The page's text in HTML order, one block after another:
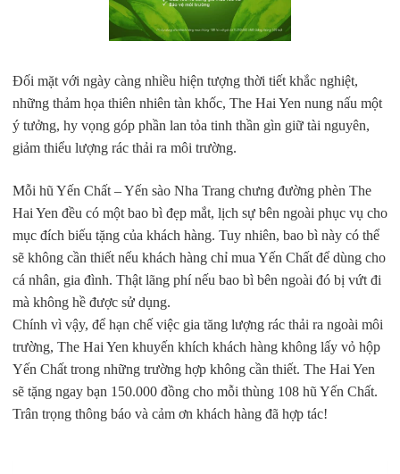
Đối mặt với ngày càng nhiều hiện tượng thời tiết khắc nghiệt,
những thảm họa thiên nhiên tàn khốc, The Hai Yen nung nấu một
ý tưởng, hy vọng góp phần lan tỏa tinh thần gìn giữ tài nguyên,
giảm thiểu lượng rác thải ra môi trường.
Mỗi hũ Yến Chất – Yến sào Nha Trang chưng đường phèn The
Hai Yen đều có một bao bì đẹp mắt, lịch sự bên ngoài phục vụ cho
mục đích biếu tặng của khách hàng. Tuy nhiên, bao bì này có thể
sẽ không cần thiết nếu khách hàng chỉ mua Yến Chất để dùng cho
cá nhân, gia đình. Thật lãng phí nếu bao bì bên ngoài đó bị vứt đi
mà không hề được sử dụng.
Chính vì vậy, để hạn chế việc gia tăng lượng rác thải ra ngoài môi
trường, The Hai Yen khuyến khích khách hàng không lấy vỏ hộp
Yến Chất trong những trường hợp không cần thiết. The Hai Yen
sẽ tặng ngay bạn 150.000 đồng cho mỗi thùng 108 hũ Yến Chất.
Trân trọng thông báo và cảm ơn khách hàng đã hợp tác!